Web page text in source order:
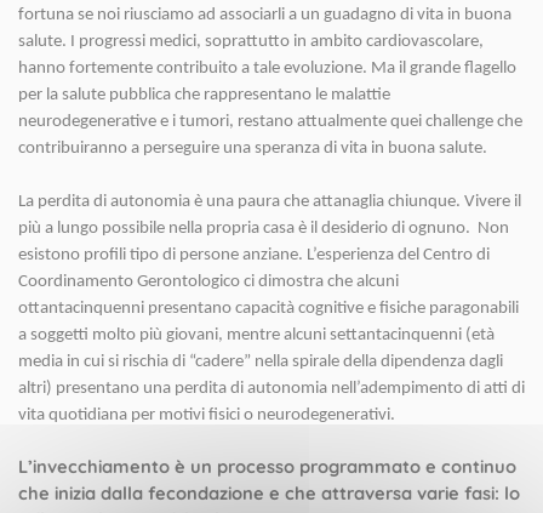
fortuna se noi riusciamo ad associarli a un guadagno di vita in buona
salute. I progressi medici, soprattutto in ambito cardiovascolare,
hanno fortemente contribuito a tale evoluzione. Ma il grande flagello
per la salute pubblica che rappresentano le malattie
neurodegenerative e i tumori, restano attualmente quei challenge che
contribuiranno a perseguire una speranza di vita in buona salute.
La perdita di autonomia è una paura che attanaglia chiunque. Vivere il
più a lungo possibile nella propria casa è il desiderio di ognuno. Non
esistono profili tipo di persone anziane. L’esperienza del Centro di
Coordinamento Gerontologico ci dimostra che alcuni
ottantacinquenni presentano capacità cognitive e fisiche paragonabili
a soggetti molto più giovani, mentre alcuni settantacinquenni (età
media in cui si rischia di “cadere” nella spirale della dipendenza dagli
altri) presentano una perdita di autonomia nell’adempimento di atti di
vita quotidiana per motivi fisici o neurodegenerativi.
L’invecchiamento è un processo programmato e continuo
che inizia dalla fecondazione e che attraversa varie fasi: lo